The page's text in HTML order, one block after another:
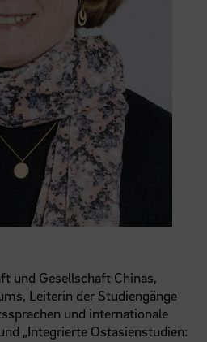
und Gesellschaft Chinas,
Leiterin der Studiengänge
und internationale
„Integrierte Ostasienstudien: